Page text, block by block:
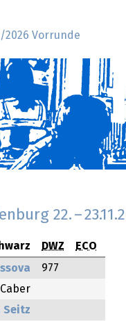
2026 Vorrunde
22. –
DWZ
ECO
977
Seitz